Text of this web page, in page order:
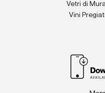
Vetri di
Vini